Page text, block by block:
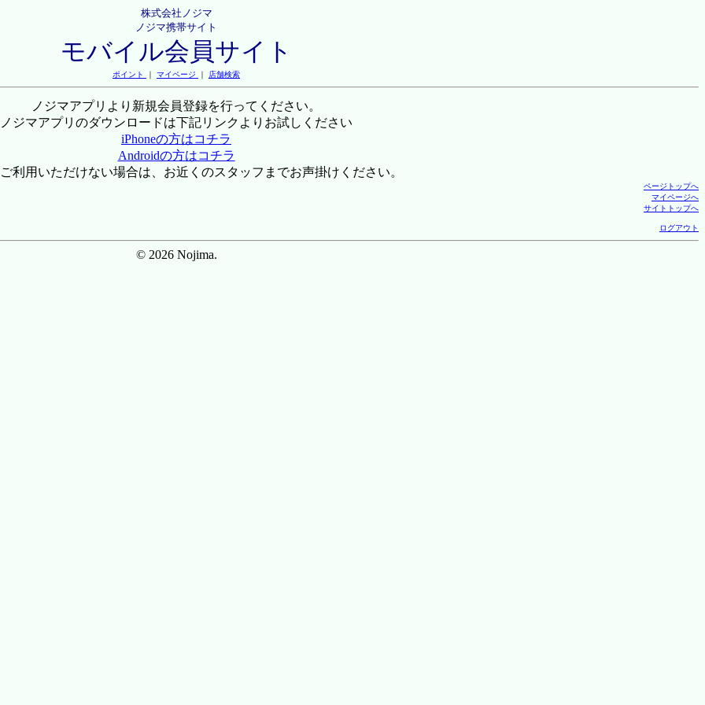
株式会社ノジマ
ノジマ携帯サイト
モバイル会員サイト
ポイント ｜ マイページ ｜ 店舗検索
ノジマアプリより新規会員登録を行ってください。
ノジマアプリのダウンロードは下記リンクよりお試しください
iPhoneの方はコチラ
Androidの方はコチラ
利用いただけない場合は、お近くのスタッフまでお声掛けください。
ページトップへ
マイページへ
サイトトップへ
ログアウト
© 2026 Nojima.